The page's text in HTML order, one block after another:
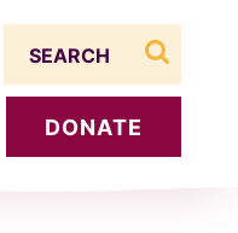
DONATE
search